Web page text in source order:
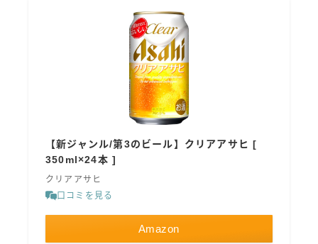
【新ジャンル/第3のビール】クリアアサヒ [
350ml×24本 ]
クリアアサヒ
口コミを見る
Amazon